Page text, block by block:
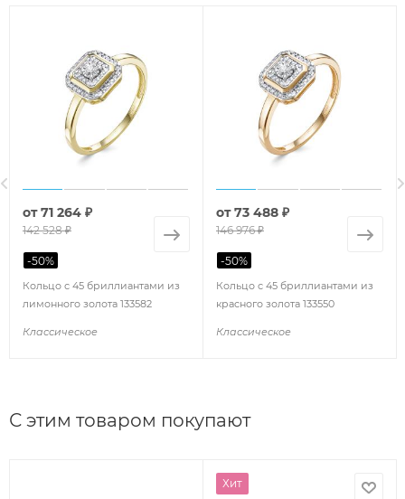
Кольцо с 45 бриллиантами из
лимонного золота 133582
Классическое
от71 264 ₽
142 528 ₽
-50%
Кольцо с 45 бриллиантами из
красного золота 133550
Классическое
от73 488 ₽
146 976 ₽
-50%
С этим товаром покупают
Хит